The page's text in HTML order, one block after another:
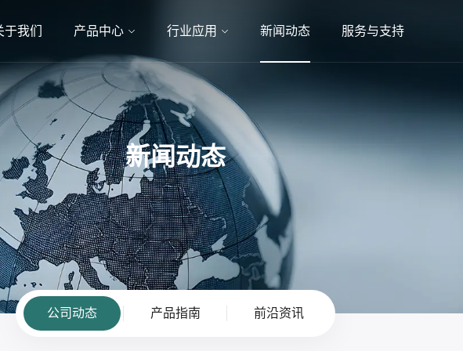
于我们 产品中心 行业应用 新闻动态 服务与支持
新闻动态
公司动态 产品指南 前沿资讯